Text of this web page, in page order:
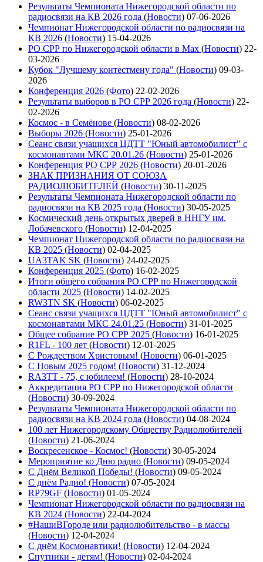
Результаты Чемпионата Нижегородской области по
радиосвязи на КВ 2026 года (Новости) 07-06-2026
Чемпионат Нижегородской области по радиосвязи на
КВ 2026 (Новости) 15-04-2026
РО СРР по Нижегородской области в Max (Новости) 22-
03-2026
Кубок "Лучшему контестмену года" (Новости) 09-03-
2026
Конференция 2026 (Фото) 22-02-2026
Результаты выборов в РО СРР 2026 года (Новости) 22-
02-2026
Космос - в Семёнове (Новости) 08-02-2026
Выборы 2026 (Новости) 25-01-2026
Сеанс связи учащихся ЦДТТ "Юный автомобилист" с
космонавтами МКС 20.01.26 (Новости) 25-01-2026
Конференция РО СРР 2026 (Новости) 20-01-2026
ЗНАК ПРИЗНАНИЯ ОТ СОЮЗА
РАДИОЛЮБИТЕЛЕЙ (Новости) 30-11-2025
Результаты Чемпионата Нижегородской области по
радиосвязи на КВ 2025 года (Новости) 30-05-2025
Космический день открытых дверей в ННГУ им.
Лобачевского (Новости) 12-04-2025
Чемпионат Нижегородской области по радиосвязи на
КВ 2025 (Новости) 02-04-2025
UA3TAK SK (Новости) 24-02-2025
Конференция 2025 (Фото) 16-02-2025
Итоги общего собрания РО СРР по Нижегородской
области 2025 (Новости) 14-02-2025
RW3TN SK (Новости) 06-02-2025
Сеанс связи учащихся ЦДТТ "Юный автомобилист" с
космонавтами МКС 24.01.25 (Новости) 31-01-2025
Общее собрание РО СРР 2025 (Новости) 16-01-2025
R1FL - 100 лет (Новости) 12-01-2025
С Рождеством Христовым! (Новости) 06-01-2025
С Новым 2025 годом! (Новости) 31-12-2024
RA3TT - 75, с юбилеем! (Новости) 28-10-2024
Аккредитация РО СРР по Нижегородской области
(Новости) 30-09-2024
Результаты Чемпионата Нижегородской области по
радиосвязи на КВ 2024 года (Новости) 04-08-2024
100 лет Нижегородскому Обществу Радиолюбителей
(Новости) 21-06-2024
Воскресенское - Космос! (Новости) 30-05-2024
Мероприятие ко Дню радио (Новости) 09-05-2024
С Днём Великой Победы! (Новости) 09-05-2024
С днём Радио! (Новости) 07-05-2024
RP79GF (Новости) 01-05-2024
Чемпионат Нижегородской области по радиосвязи на
КВ 2024 (Новости) 22-04-2024
#НашиВГороде или радиолюбительство - в массы
(Новости) 12-04-2024
С днём Космонавтики! (Новости) 12-04-2024
Спутники - детям! (Новости) 02-04-2024